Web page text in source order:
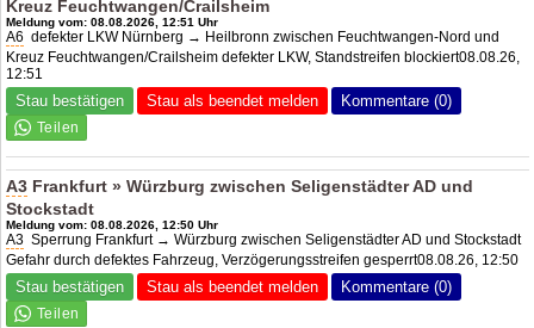
Kreuz Feuchtwangen/Crailsheim
Meldung vom: 08.08.2026, 12:51 Uhr
A6 defekter LKW Nürnberg → Heilbronn zwischen Feuchtwangen-Nord und
Kreuz Feuchtwangen/Crailsheim defekter LKW, Standstreifen blockiert08.08.26,
12:51
Stau bestätigen Stau als beendet melden Kommentare (0)
A3 Frankfurt » Würzburg zwischen Seligenstädter AD und
Stockstadt
Meldung vom: 08.08.2026, 12:50 Uhr
A3 Sperrung Frankfurt → Würzburg zwischen Seligenstädter AD und Stockstadt
Gefahr durch defektes Fahrzeug, Verzögerungsstreifen gesperrt08.08.26, 12:50
Stau bestätigen Stau als beendet melden Kommentare (0)